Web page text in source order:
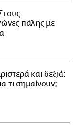
πάλης με
και δεξιά:
τι σημαίνουν;